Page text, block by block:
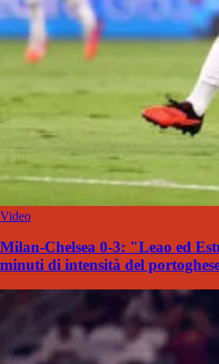
Video
Milan-Chelsea 0-3: "Leao ed
minuti di intensità del